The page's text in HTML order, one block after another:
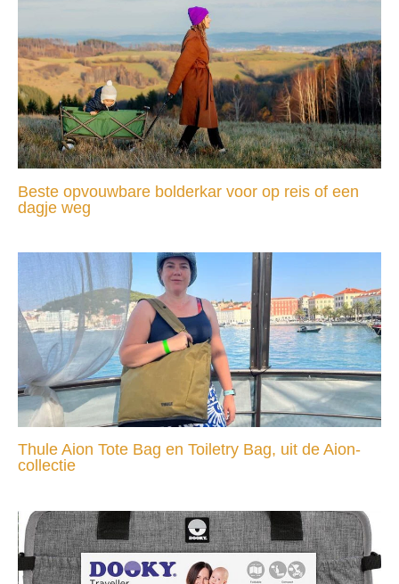
Beste opvouwbare bolderkar voor op reis of een
dagje weg
Thule Aion Tote Bag en Toiletry Bag, uit de Aion-
collectie